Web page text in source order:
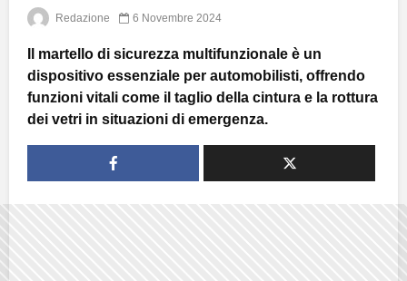
Redazione 6 Novembre 2024
Il martello di sicurezza multifunzionale è un
dispositivo essenziale per automobilisti, offrendo
funzioni vitali come il taglio della cintura e la rottura
dei vetri in situazioni di emergenza.